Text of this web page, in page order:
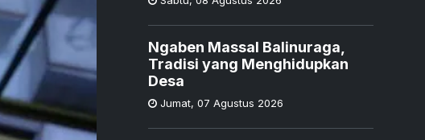
Ngaben Massal Balinuraga,
Tradisi yang Menghidupkan
Desa
Jumat, 07 Agustus 2026